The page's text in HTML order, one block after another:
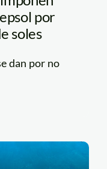
por
soles
dan por no